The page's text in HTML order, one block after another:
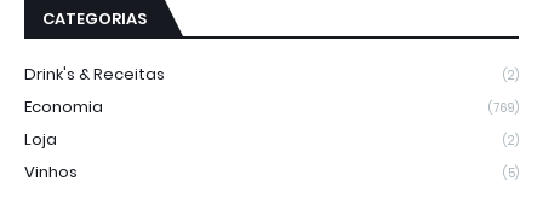
CATEGORIAS
Drink's & Receitas (2)
Economia (769)
Loja (2)
Vinhos (5)